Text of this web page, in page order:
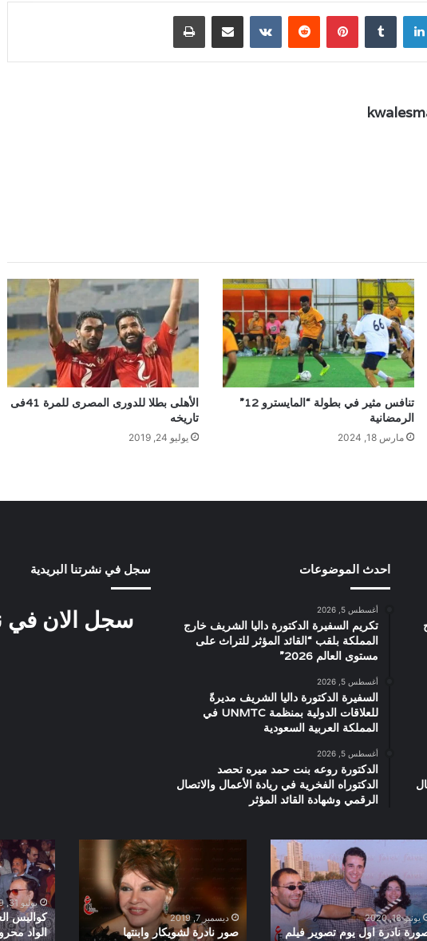
لينكدإن بينتيريست مشاركة عبر البريد طباعة
تنافس مثير في بطولة “المايسترو 12”
الرمضانية
مارس 18, 2024
الأهلى بطلا للدورى المصرى للمرة 41فى
تاريخه
يوليو 24, 2019
احدث الموضوعات
أغسطس 5, 2026
تكريم السفيرة الدكتورة داليا الشريف خارج
المملكة بلقب “القائد المؤثر للتراث على
مستوى العالم 2026”
أغسطس 5, 2026
السفيرة الدكتورة داليا الشريف مديرةً
للعلاقات الدولية بمنظمة UNMTC في
المملكة العربية السعودية
أغسطس 5, 2026
الدكتورة روعه بنت حمد ميره تحصد
الدكتوراه الفخرية في ريادة الأعمال والاتصال
الرقمي وشهادة القائد المؤثر
سجل في نشرتنا البريدية
سجل الان في
يونيو 18, 2020
نادرة اول يوم تصوير فيلم
وابنتها
وحفيدتها
سنة
ديسمبر 7, 2019
صور نادرة لشويكار وابنتها
كواليس
العرض
الخاص
لفيلم
الواد
محروس
يوليو 31, 2019
كواليس
الواد